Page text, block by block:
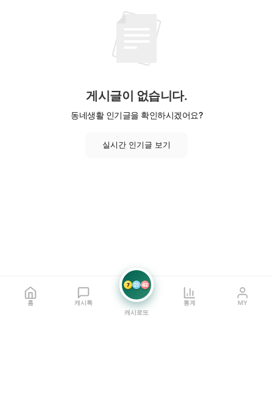
게시글이 없습니다.
동네생활 인기글을 확인하시겠어요?
실시간 인기글 보기
홈 캐시톡
7 21 42
캐시로또
통계 MY